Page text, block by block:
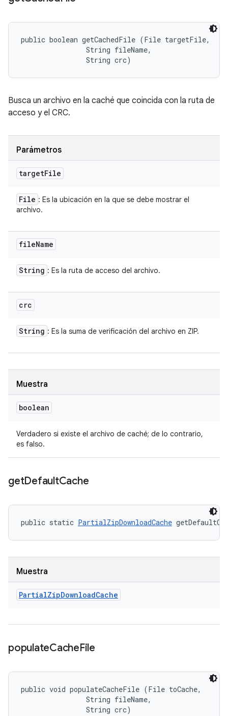
public boolean getCachedFile (File targetFile,
                String fileName,
                String crc)
Busca un archivo en la caché que coincida con la ruta de
acceso y el CRC.
Parámetros
targetFile
File : Es la ubicación en la que se debe mostrar el
archivo.
fileName
String : Es la ruta de acceso del archivo.
crc
String : Es la suma de verificación del archivo en ZIP.
Muestra
boolean
Verdadero si existe el archivo de caché; de lo contrario,
es falso.
getDefaultCache
public static PartialZipDownloadCache
Muestra
PartialZipDownloadCache
populateCacheFile
public void populateCacheFile (File toCache,
                String fileName,
                String crc)